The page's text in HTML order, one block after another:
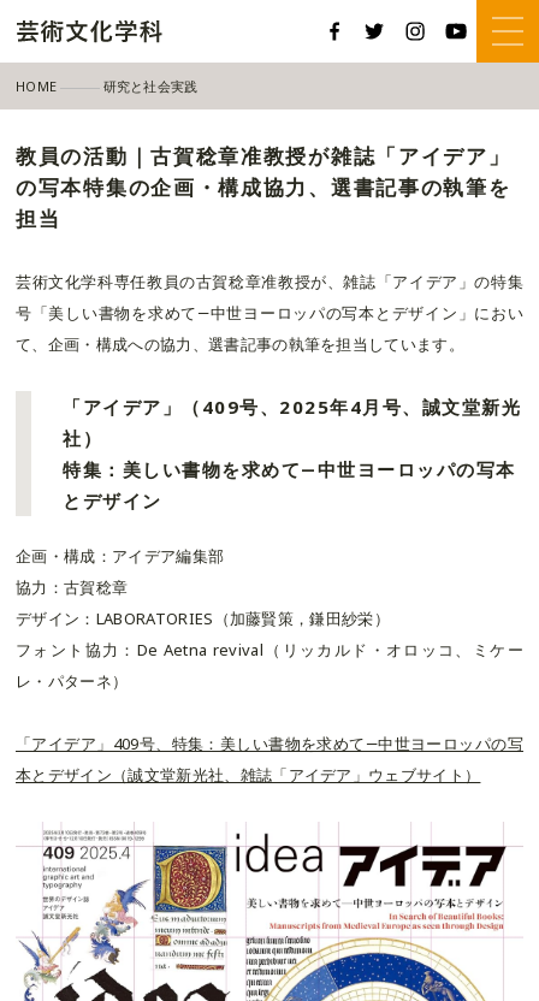
HOME 研究と社会実践
教員の活動｜古賀稔章准教授が雑誌「アイデア」
の写本特集の企画・構成協力、選書記事の執筆を
担当
芸術文化学科専任教員の古賀稔章准教授が、雑誌「アイデア」の特集
号「美しい書物を求めて―中世ヨーロッパの写本とデザイン」におい
て、企画・構成への協力、選書記事の執筆を担当しています。
「アイデア」（409号、2025年4月号、誠文堂新光
社）
特集：美しい書物を求めて―中世ヨーロッパの写本
とデザイン
企画・構成：アイデア編集部
協力：古賀稔章
デザイン：LABORATORIES（加藤賢策，鎌田紗栄）
フォント協力：De Aetna revival（リッカルド・オロッコ、ミケー
レ・パターネ）
「アイデア」409号、特集：美しい書物を求めて―中世ヨーロッパの写
本とデザイン（誠文堂新光社、雑誌「アイデア」ウェブサイト）